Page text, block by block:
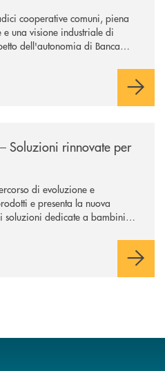
cooperative comuni, piena
una visione industriale di
dell'autonomia di Banca
finalizzazione dell’operazione.
Soluzioni rinnovate per
di evoluzione e
e presenta la nuova
dedicate a bambini e
con il denaro, sempre